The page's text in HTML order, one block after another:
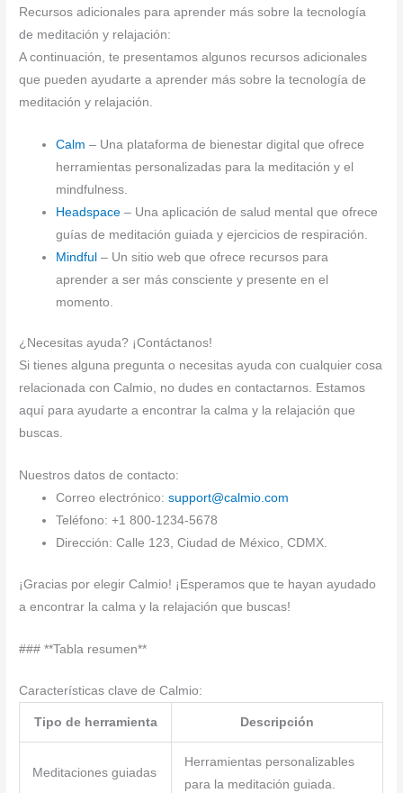
Recursos adicionales para aprender más sobre la tecnología
de meditación y relajación:
A continuación, te presentamos algunos recursos adicionales
que pueden ayudarte a aprender más sobre la tecnología de
meditación y relajación.
Calm – Una plataforma de bienestar digital que ofrece
herramientas personalizadas para la meditación y el
mindfulness.
Headspace – Una aplicación de salud mental que ofrece
guías de meditación guiada y ejercicios de respiración.
Mindful – Un sitio web que ofrece recursos para
aprender a ser más consciente y presente en el
momento.
¿Necesitas ayuda? ¡Contáctanos!
Si tienes alguna pregunta o necesitas ayuda con cualquier cosa
relacionada con Calmio, no dudes en contactarnos. Estamos
aquí para ayudarte a encontrar la calma y la relajación que
buscas.
Nuestros datos de contacto:
Correo electrónico:support@calmio.com
Teléfono: +1 800-1234-5678
Dirección: Calle 123, Ciudad de México, CDMX.
¡Gracias por elegir Calmio! ¡Esperamos que te hayan ayudado
a encontrar la calma y la relajación que buscas!
### **Tabla resumen**
Características clave de Calmio:
Tipo de herramienta Descripción
Meditaciones guiadas
Herramientas personalizables
para la meditación guiada.